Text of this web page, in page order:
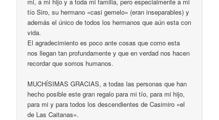
tío Siro, su hermano «casi gemelo» (eran inseparables) y
además el único de todos los hermanos que aún esta con
vida.
El agradecimiento es poco ante cosas que como esta
nos llegan tan profundamente y que en verdad nos hacen
recordar que somos humanos.
MUCHÍSIMAS GRACIAS, a todas las personas que han
hecho posible este gran regalo para mi tío, para mi hijo,
para mi y para todos los descendientes de Casimiro «el
de Las Caitanas».